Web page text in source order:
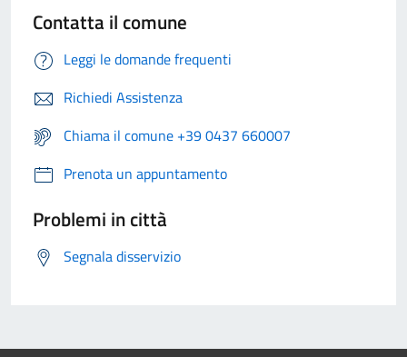
Contatta il comune
Leggi le domande frequenti
Richiedi Assistenza
Chiama il comune +39 0437 660007
Prenota un appuntamento
Problemi in città
Segnala disservizio